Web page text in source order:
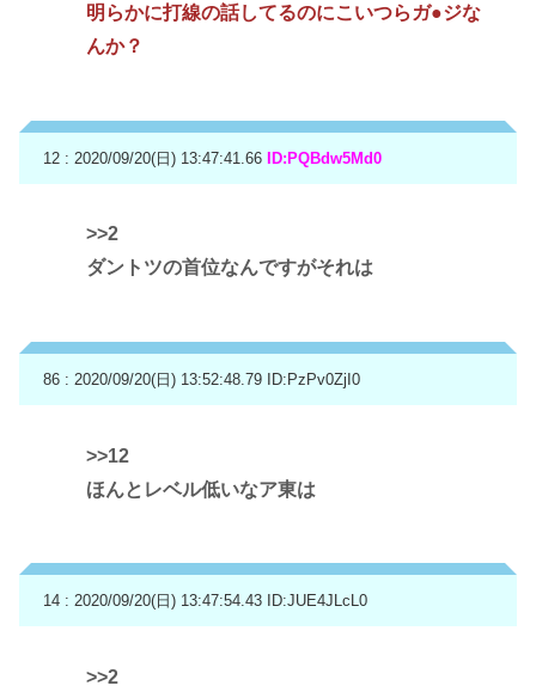
明らかに打線の話してるのにこいつらガ●ジな
んか？
12 : 2020/09/20(日) 13:47:41.66 ID:PQBdw5Md0
>>2
ダントツの首位なんですがそれは
86 : 2020/09/20(日) 13:52:48.79 ID:PzPv0ZjI0
>>12
ほんとレベル低いなア東は
14 : 2020/09/20(日) 13:47:54.43 ID:JUE4JLcL0
>>2